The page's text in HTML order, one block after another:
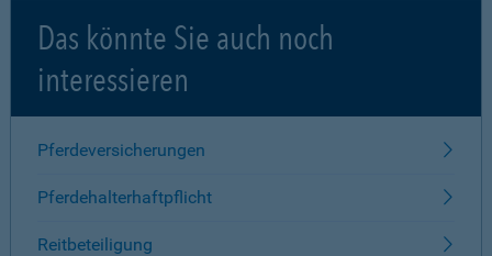
Das könnte Sie auch noch
interessieren
Pferdeversicherungen
Pferdehalterhaftpflicht
Reitbeteiligung